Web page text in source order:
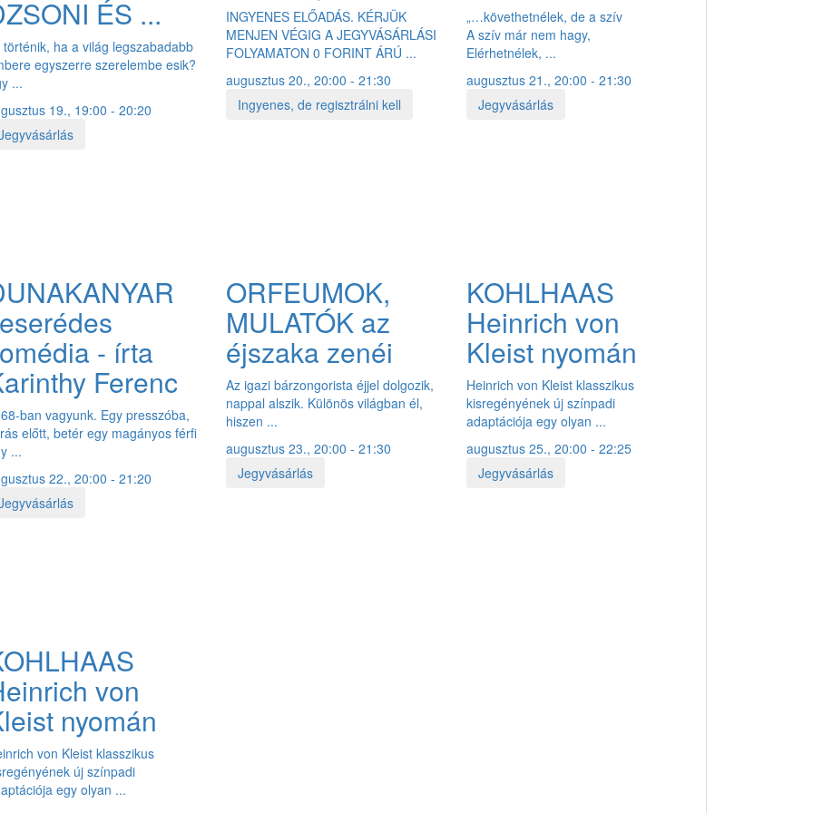
ÉS ...
történik, ha a világ legszabadabb
egyszerre szerelembe esik?
...
19., 19:00 - 20:20
INGYENES ELŐADÁS. KÉRJÜK
MENJEN VÉGIG A JEGYVÁSÁRLÁSI
FOLYAMATON 0 FORINT ÁRÚ ...
augusztus 20., 20:00 - 21:30
Ingyenes, de regisztrálni kell
„…követhetnélek, de a szív
A szív már nem hagy,
Elérhetnélek, ...
augusztus 21., 20:00 - 21:30
Jegyvásárlás
- írta
Ferenc
ban vagyunk. Egy presszóba,
előtt, betér egy magányos férfi
...
22., 20:00 - 21:20
ORFEUMOK,
MULATÓK az
éjszaka zenéi
Az igazi bárzongorista éjjel dolgozik,
nappal alszik. Különös világban él,
hiszen ...
augusztus 23., 20:00 - 21:30
Jegyvásárlás
KOHLHAAS
Heinrich von
Kleist nyomán
Heinrich von Kleist klasszikus
kisregényének új színpadi
adaptációja egy olyan ...
augusztus 25., 20:00 - 22:25
Jegyvásárlás
von
nyomán
von Kleist klasszikus
új színpadi
egy olyan ...